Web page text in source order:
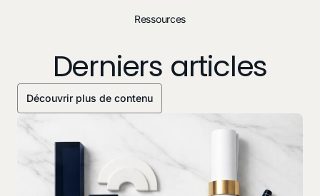
Ressources
Derniers articles
Découvrir plus de contenu